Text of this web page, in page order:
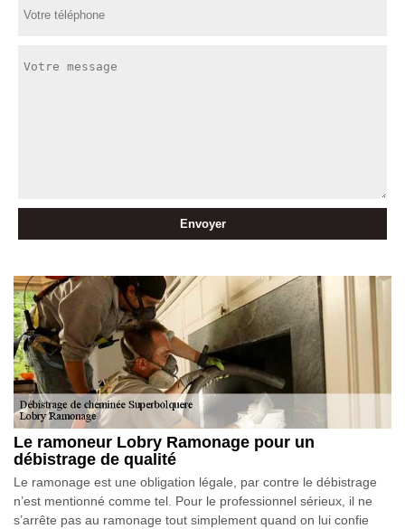
Le ramoneur Lobry Ramonage pour un
débistrage de qualité
Le ramonage est une obligation légale, par contre le débistrage
n’est mentionné comme tel. Pour le professionnel sérieux, il ne
s’arrête pas au ramonage tout simplement quand on lui confie